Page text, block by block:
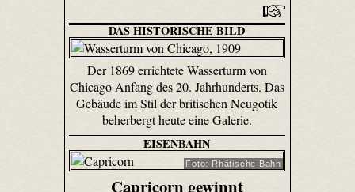
DAS HISTORISCHE BILD
Der 1869 errichtete Wasserturm von
Chicago Anfang des 20. Jahrhunderts. Das
Gebäude im Stil der britischen Neugotik
beherbergt heute eine Galerie.
EISENBAHN
Foto: Rhätische Bahn
Capricorn gewinnt